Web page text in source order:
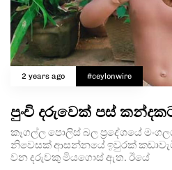
2 years ago #ceylonwire
පුංචි දරුවෙක් පස්
කෑගල්ල පොලිස් බල ප්‍රදේශයේ
නිවෙසක් ආසන්නයේ ඉවුරක්
වන දරුවකු මියගොස් ඇත. ඊයේ